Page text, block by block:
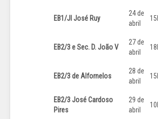
EB1/JI José Ruy
24 de
abril
EB2/3 e Sec. D. João V
27 de
abril
EB2/3 de Alfornelos
28 de
abril
EB2/3 José Cardoso
Pires
29 de
abril